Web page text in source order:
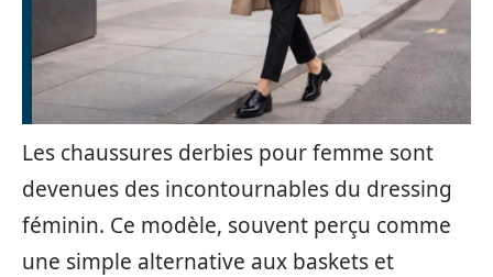
Les chaussures derbies pour femme sont
devenues des incontournables du dressing
féminin. Ce modèle, souvent perçu comme
une simple alternative aux baskets et